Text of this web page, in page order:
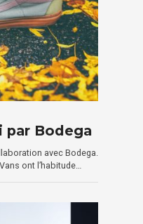
par Bodega
avec Bodega.
ont l’habitude…